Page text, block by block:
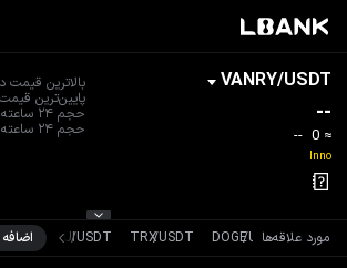
VANRY/USDT
--
≈
0
--
Inno
بالاترین قیمت در ۲۴
پایین‌ترین قیمت در ۲۴
حجم ۲۴ ساعته
حجم ۲۴ ساعته
مورد علاقه‌ها
XRP/
DOGE/USDT
TRX/USDT
SUI/USDT